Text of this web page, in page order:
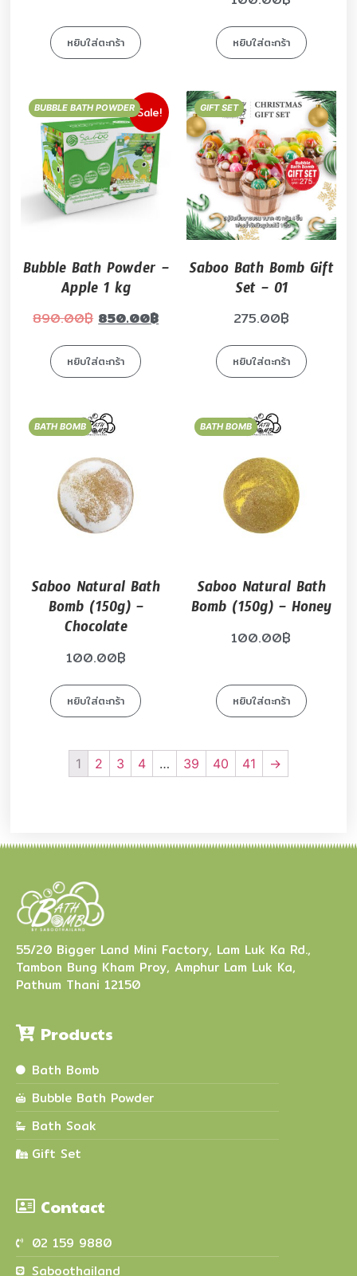
หยิบใส่ตะกร้า หยิบใส่ตะกร้า
Sale!
BUBBLE BATH POWDER
Bubble Bath Powder –
Apple 1 kg
890.00฿ 850.00฿
หยิบใส่ตะกร้า
GIFT SET
Saboo Bath Bomb Gift
Set – 01
275.00฿
หยิบใส่ตะกร้า
BATH BOMB
Saboo Natural Bath
Bomb (150g) –
Chocolate
100.00฿
หยิบใส่ตะกร้า
BATH BOMB
Saboo Natural Bath
Bomb (150g) – Honey
100.00฿
หยิบใส่ตะกร้า
1 2 3 4 … 39 40 41 →
55/20 Bigger Land Mini Factory, Lam Luk Ka Rd.,
Tambon Bung Kham Proy, Amphur Lam Luk Ka,
Pathum Thani 12150
Products
Bath Bomb
Bubble Bath Powder
Bath Soak
Gift Set
Contact
02 159 9880
Saboothailand